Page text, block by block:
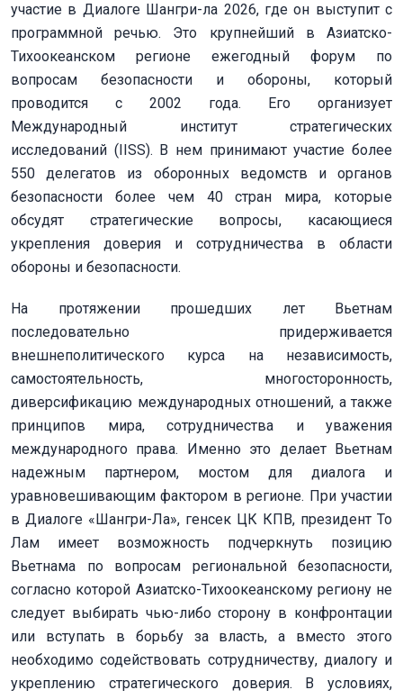
участие в Диалоге Шангри-ла 2026, где он выступит с
программной речью. Это крупнейший в Азиатско-
Тихоокеанском регионе ежегодный форум по
вопросам безопасности и обороны, который
проводится с 2002 года. Его организует
Международный институт стратегических
исследований (IISS). В нем принимают участие более
550 делегатов из оборонных ведомств и органов
безопасности более чем 40 стран мира, которые
обсудят стратегические вопросы, касающиеся
укрепления доверия и сотрудничества в области
обороны и безопасности.
На протяжении прошедших лет Вьетнам
последовательно придерживается
внешнеполитического курса на независимость,
самостоятельность, многосторонность,
диверсификацию международных отношений, а также
принципов мира, сотрудничества и уважения
международного права. Именно это делает Вьетнам
надежным партнером, мостом для диалога и
уравновешивающим фактором в регионе. При участии
в Диалоге «Шангри-Ла», генсек ЦК КПВ, президент То
Лам имеет возможность подчеркнуть позицию
Вьетнама по вопросам региональной безопасности,
согласно которой Азиатско-Тихоокеанскому региону не
следует выбирать чью-либо сторону в конфронтации
или вступать в борьбу за власть, а вместо этого
необходимо содействовать сотрудничеству, диалогу и
укреплению стратегического доверия. В условиях,